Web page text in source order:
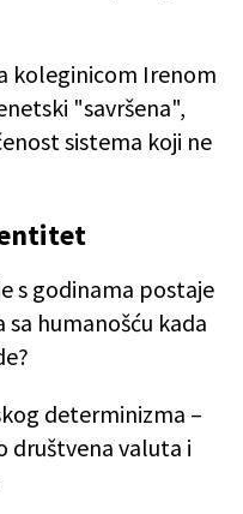
koleginicom Irenom
"savršena",
sistema koji ne
s godinama postaje
sa humanošću kada
determinizma –
društvena valuta i